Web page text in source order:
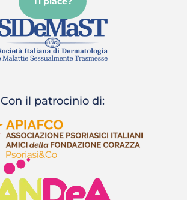
Con il patrocinio di: